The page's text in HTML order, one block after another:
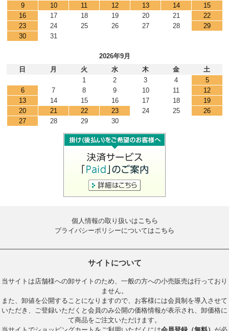
9
10 11 12 13 14
15
16
17 18 19 20 21
22
23
24 25 26 27 28
29
30
31
2026年9月
日
月 火 水 木 金
土
1
2 3 4
5
6
7 8 9 10 11
12
13
14 15 16 17 18
19
20
21 22 23 24 25
26
27
28 29 30
個人情報の取り扱いはこちら
プライバシーポリシーについてはこちら
サイトについて
当サイトは店舗様への卸サイトのため、一般の方への小売販売は行っており
ません。
また、卸値を公開することになりますので、お客様には会員制を導入させて
いただき、ご登録いただくと会員のみ公開の価格情報が表示され、卸価格に
て商品をご注文いただけます。